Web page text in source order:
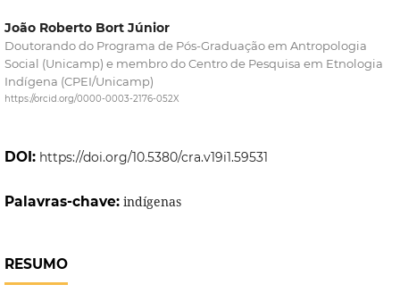
João Roberto Bort Júnior
Doutorando do Programa de Pós-Graduação em Antropologia
Social (Unicamp) e membro do Centro de Pesquisa em Etnologia
Indígena (CPEI/Unicamp)
https://orcid.org/0000-0003-2176-052X
DOI: https://doi.org/10.5380/cra.v19i1.59531
Palavras-chave: indígenas
RESUMO